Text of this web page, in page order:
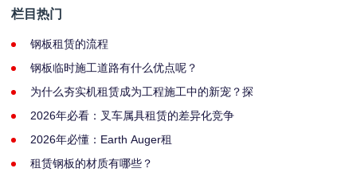
栏目热门
钢板租赁的流程
钢板临时施工道路有什么优点呢？
为什么夯实机租赁成为工程施工中的新宠？探
2026年必看：叉车属具租赁的差异化竞争
2026年必懂：Earth Auger租
租赁钢板的材质有哪些？